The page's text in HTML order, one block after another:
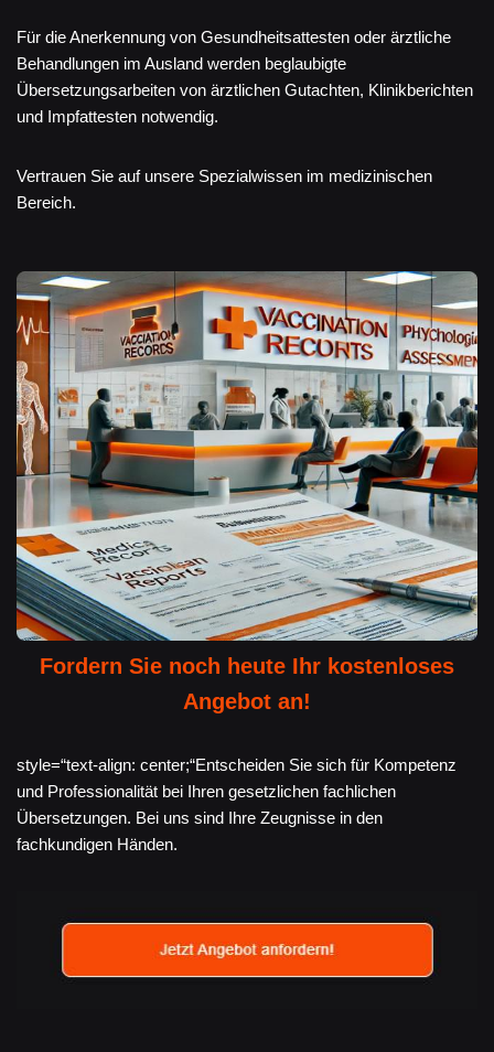
Für die Anerkennung von Gesundheitsattesten oder ärztliche
Behandlungen im Ausland werden beglaubigte
Übersetzungsarbeiten von ärztlichen Gutachten, Klinikberichten
und Impfattesten notwendig.
Vertrauen Sie auf unsere Spezialwissen im medizinischen
Bereich.
Fordern Sie noch heute Ihr kostenloses
Angebot an!
style=“text-align: center;“Entscheiden Sie sich für Kompetenz
und Professionalität bei Ihren gesetzlichen fachlichen
Übersetzungen. Bei uns sind Ihre Zeugnisse in den
fachkundigen Händen.